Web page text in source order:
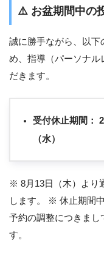
⚠️ お盆期間中の
誠に勝手ながら、以下
め、指導（パーソナル
だきます。
受付休止期間：
（水）
※ 8月13日（木）より
します。 ※ 休止期間
予約の調整につきまし
す。